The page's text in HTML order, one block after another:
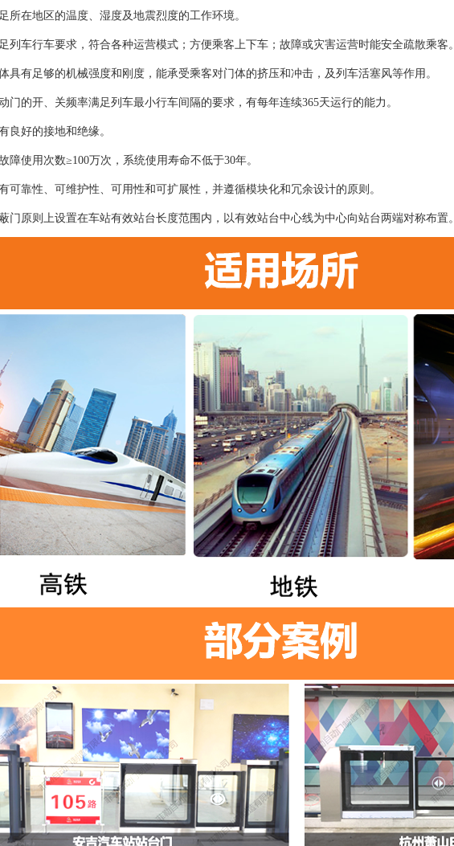
所在地区的温度、湿度及地震烈度的工作环境。
列车行车要求，符合各种运营模式；方便乘客上下车；故障或灾害运营时能安全疏散乘客。
具有足够的机械强度和刚度，能承受乘客对门体的挤压和冲击，及列车活塞风等作用。
门的开、关频率满足列车最小行车间隔的要求，有每年连续365天运行的能力。
良好的接地和绝缘。
障使用次数≥100万次，系统使用寿命不低于30年。
可靠性、可维护性、可用性和可扩展性，并遵循模块化和冗余设计的原则。
门原则上设置在车站有效站台长度范围内，以有效站台中心线为中心向站台两端对称布置。